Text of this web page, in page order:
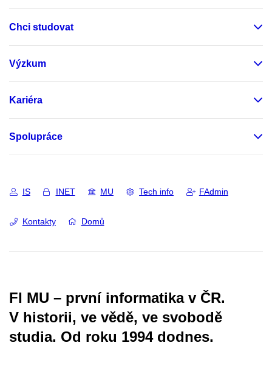
Chci studovat
Výzkum
Kariéra
Spolupráce
IS INET MU Tech info FAdmin
Kontakty Domů
FI MU – první informatika v ČR.
V historii, ve vědě, ve svobodě
studia. Od roku 1994 dodnes.